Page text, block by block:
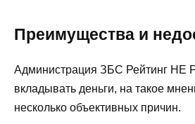
Преимущества и
Администрация ЗБС Рейтинг
вкладывать деньги, на такое
несколько объективных причин.